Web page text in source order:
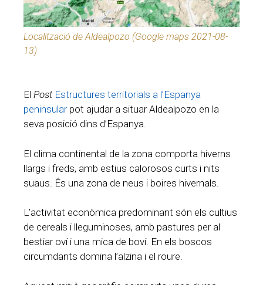
Localització de Aldealpozo (Google maps 2021-08-
13)
El Post Estructures territorials a l’Espanya
peninsularpot ajudar a situar Aldealpozo en la
seva posició dins d’Espanya.
El clima continental de la zona comporta hiverns
llargs i freds, amb estius calorosos curts i nits
suaus. És una zona de neus i boires hivernals.
L’activitat econòmica predominant són els cultius
de cereals i lleguminoses, amb pastures per al
bestiar oví i una mica de boví. En els boscos
circumdants domina l’alzina i el roure.